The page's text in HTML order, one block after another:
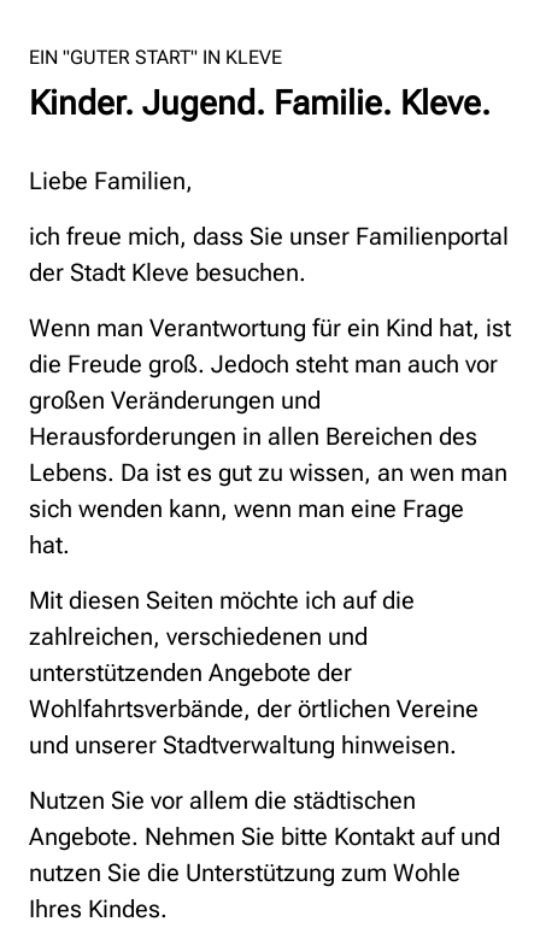
EIN "GUTER START" IN KLEVE
Kinder. Jugend. Familie. Kleve.
Liebe Familien,
ich freue mich, dass Sie unser Familienportal
der Stadt Kleve besuchen.
Wenn man Verantwortung für ein Kind hat, ist
die Freude groß. Jedoch steht man auch vor
großen Veränderungen und
Herausforderungen in allen Bereichen des
Lebens. Da ist es gut zu wissen, an wen man
sich wenden kann, wenn man eine Frage
hat.
Mit diesen Seiten möchte ich auf die
zahlreichen, verschiedenen und
unterstützenden Angebote der
Wohlfahrtsverbände, der örtlichen Vereine
und unserer Stadtverwaltung hinweisen.
Nutzen Sie vor allem die städtischen
Angebote. Nehmen Sie bitte Kontakt auf und
nutzen Sie die Unterstützung zum Wohle
Ihres Kindes.